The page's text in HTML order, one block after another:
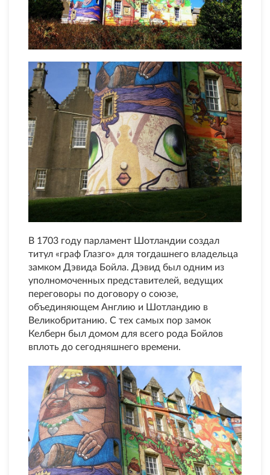
В 1703 году парламент Шотландии создал
титул «граф Глазго» для тогдашнего владельца
замком Дэвида Бойла. Дэвид был одним из
уполномоченных представителей, ведущих
переговоры по договору о союзе,
объединяющем Англию и Шотландию в
Великобританию. С тех самых пор замок
Келберн был домом для всего рода Бойлов
вплоть до сегодняшнего времени.